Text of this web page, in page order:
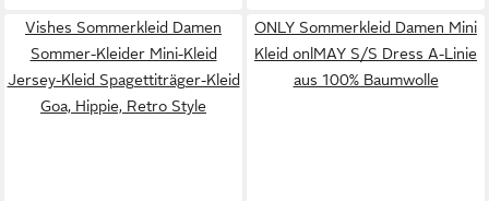
Vishes Sommerkleid Damen
Sommer-Kleider Mini-Kleid
Jersey-Kleid Spagettiträger-Kleid
Goa, Hippie, Retro Style
ONLY Sommerkleid Damen Mini
Kleid onlMAY S/S Dress A-Linie
aus 100% Baumwolle